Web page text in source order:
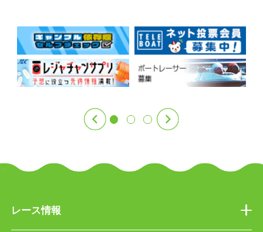
レース情報